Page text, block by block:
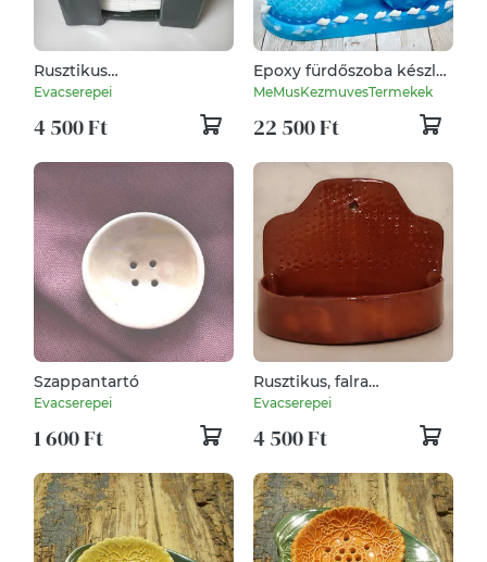
Rusztikus
papírzsebkendő tartó
Evacserepei
4 500 Ft
Epoxy fürdőszoba készlet
tenger hangulatban
MeMusKezmuvesTermekek
22 500 Ft
Szappantartó
Evacserepei
1 600 Ft
Rusztikus, falra
szerelhető szappantartó
Evacserepei
4 500 Ft